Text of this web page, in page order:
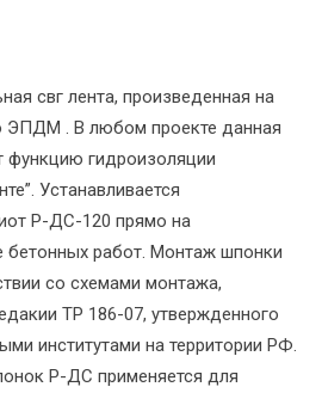
свг лента, произведенная на
ЭПДМ . В любом проекте данная
функцию гидроизоляции
Устанавливается
Р-ДС-120 прямо на
бетонных работ. Монтаж шпонки
со схемами монтажа,
ТР 186-07, утвержденного
институтами на территории РФ.
Р-ДС применяется для